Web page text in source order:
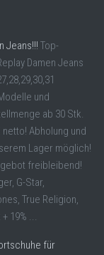
Jeans!!! Top-
Damen Jeans
und
ab 30 Stk.
Abholung und
Lager möglich!
freibleibend!
G-Star,
True Religion,
19% ...
für